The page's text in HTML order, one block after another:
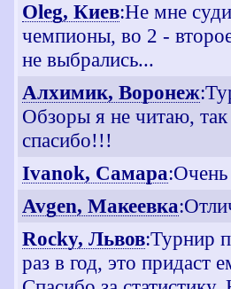
Oleg, Киев:Не мне
чемпионы, во 2 -
не выбрались...
Алхимик, Воронеж
Обзоры я не читаю, так
спасибо!!!
Ivanok, Самара
Avgen, Макеевка
Rocky, Львов:Турнир
раз в год, это придаст